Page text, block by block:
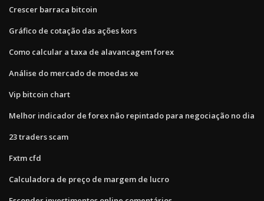
Crescer barraca bitcoin
Gráfico de cotação das ações kors
Como calcular a taxa de alavancagem forex
Análise do mercado de moedas xe
Vip bitcoin chart
Melhor indicador de forex não repintado para negociação no dia
23 traders scam
Fxtm cfd
Calculadora de preço de margem de lucro